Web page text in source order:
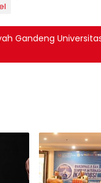
Gandeng